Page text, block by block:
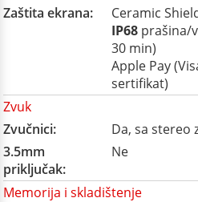
Zaštita ekrana:
Ceramic
IP68 prašina/
30 min)
Apple Pay
sertifikat)
Zvuk
Zvučnici:
Da, sa stereo
3.5mm
priključak:
Ne
Memorija i skladištenje